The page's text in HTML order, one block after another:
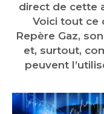
direct de cette
Voici tout ce
Repère Gaz,
et, surtout,
peuvent